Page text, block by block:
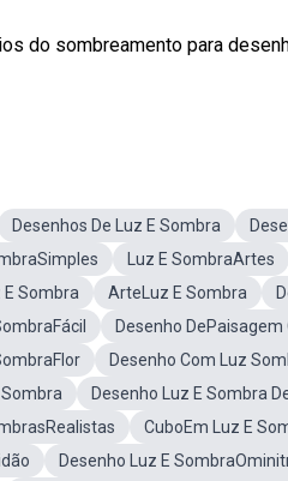
do sombreamento para
Desenhos De Luz E Sombra
Luz E SombraArtes
Sombra
ArteLuz E Sombra
Desenho
Desenho Com Luz
Desenho Luz E Sombra
CuboEm Luz E
Desenho Luz E